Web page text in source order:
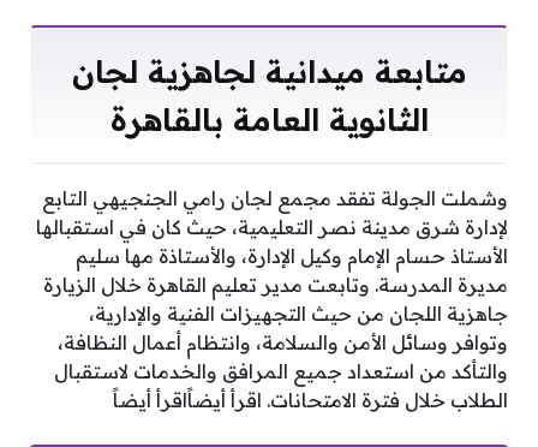
متابعة ميدانية لجاهزية لجان
الثانوية العامة بالقاهرة
وشملت الجولة تفقد مجمع لجان رامي الجنجيهي التابع
لإدارة شرق مدينة نصر التعليمية، حيث كان في استقبالها
الأستاذ حسام الإمام وكيل الإدارة، والأستاذة مها سليم
مديرة المدرسة. وتابعت مدير تعليم القاهرة خلال الزيارة
جاهزية اللجان من حيث التجهيزات الفنية والإدارية،
وتوافر وسائل الأمن والسلامة، وانتظام أعمال النظافة،
والتأكد من استعداد جميع المرافق والخدمات لاستقبال
الطلاب خلال فترة الامتحانات. اقرأ أيضاًاقرأ أيضاً